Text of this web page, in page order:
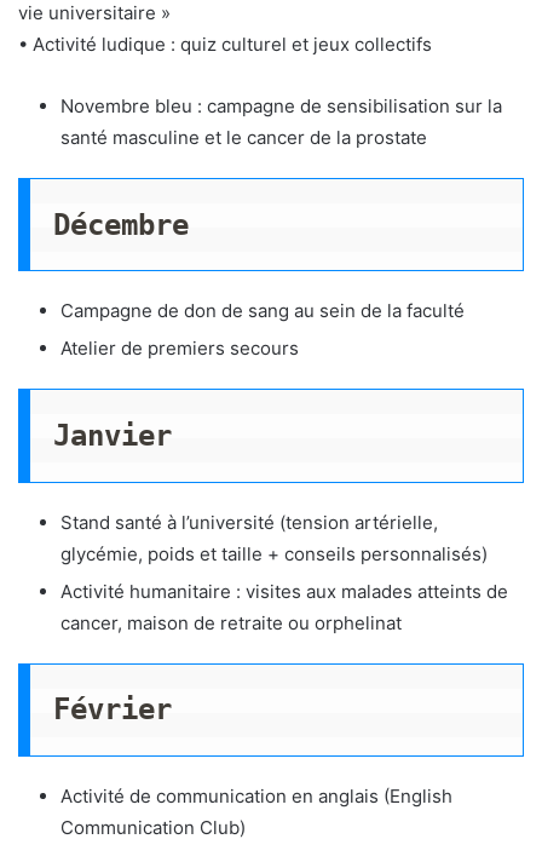
vie universitaire »
• Activité ludique : quiz culturel et jeux collectifs
Novembre bleu : campagne de sensibilisation sur la
santé masculine et le cancer de la prostate
Décembre
Campagne de don de sang au sein de la faculté
Atelier de premiers secours
Janvier
Stand santé à l’université (tension artérielle,
glycémie, poids et taille + conseils personnalisés)
Activité humanitaire : visites aux malades atteints de
cancer, maison de retraite ou orphelinat
Février
Activité de communication en anglais (English
Communication Club)